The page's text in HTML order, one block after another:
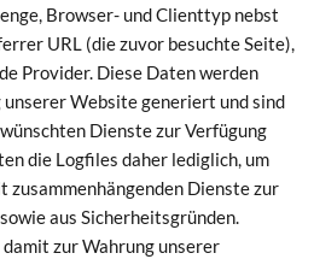
Browser- und Clienttyp nebst
URL (die zuvor besuchte Seite),
Provider. Diese Daten werden
Website generiert und sind
Dienste zur Verfügung
die Logfiles daher lediglich, um
zusammenhängenden Dienste zur
aus Sicherheitsgründen.
zur Wahrung unserer